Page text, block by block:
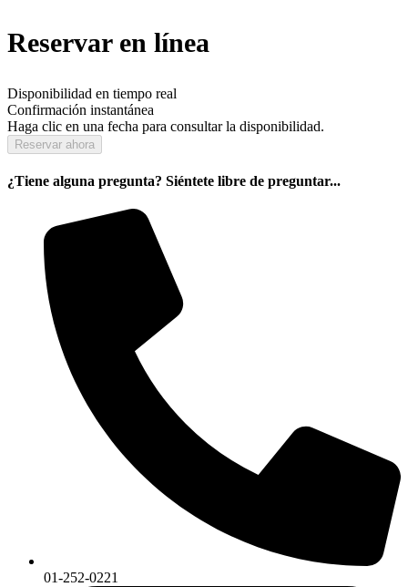
Reservar en línea
Disponibilidad en tiempo real
Confirmación instantánea
Haga clic en una fecha para consultar la disponibilidad.
Reservar ahora
¿Tiene alguna pregunta? Siéntete libre de preguntar...
01-252-0221